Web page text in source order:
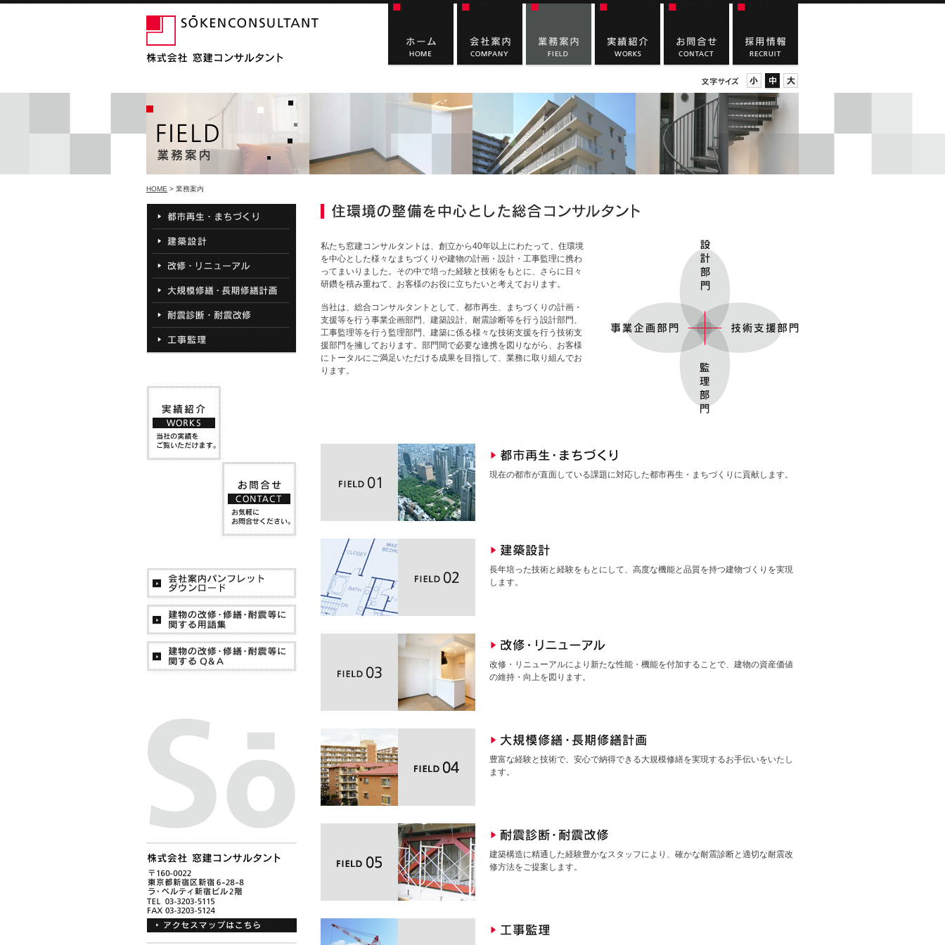
HOME > 業務案内
私たち窓建コンサルタントは、創立から40年以上にわたって、住環境
を中心とした様々なまちづくりや建物の計画・設計・工事監理に携わ
ってまいりました。その中で培った経験と技術をもとに、さらに日々
研鑽を積み重ねて、お客様のお役に立ちたいと考えております。
当社は、総合コンサルタントとして、都市再生、まちづくりの計画・
支援等を行う事業企画部門、建築設計、耐震診断等を行う設計部門、
工事監理等を行う監理部門、建築に係る様々な技術支援を行う技術支
援部門を擁しております。部門間で必要な連携を図りながら、お客様
にトータルにご満足いただける成果を目指して、業務に取り組んでお
ります。
現在の都市が直面している課題に対応した都市再生・まちづくりに貢献します。
長年培った技術と経験をもとにして、高度な機能と品質を持つ建物づくりを実現
します。
改修・リニューアルにより新たな性能・機能を付加することで、建物の資産価値
の維持・向上を図ります。
豊富な経験と技術で、安心で納得できる大規模修繕を実現するお手伝いをいたし
ます。
建築構造に精通した経験豊かなスタッフにより、確かな耐震診断と適切な耐震改
修方法をご提案します。